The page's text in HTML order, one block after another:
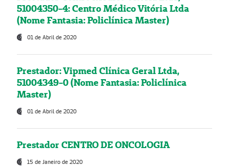
51004350-4: Centro Médico Vitória Ltda
(Nome Fantasia: Policlínica Master)
01 de Abril de 2020
Prestador: Vipmed Clínica Geral Ltda,
51004349-0 (Nome Fantasia: Policlínica
Master)
01 de Abril de 2020
Prestador CENTRO DE ONCOLOGIA
15 de Janeiro de 2020